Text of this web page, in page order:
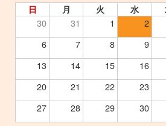
日 月 火 水
30 31 1 2
6
7 8 9
13
14 15 16
20
21 22 23
27
28 29 30